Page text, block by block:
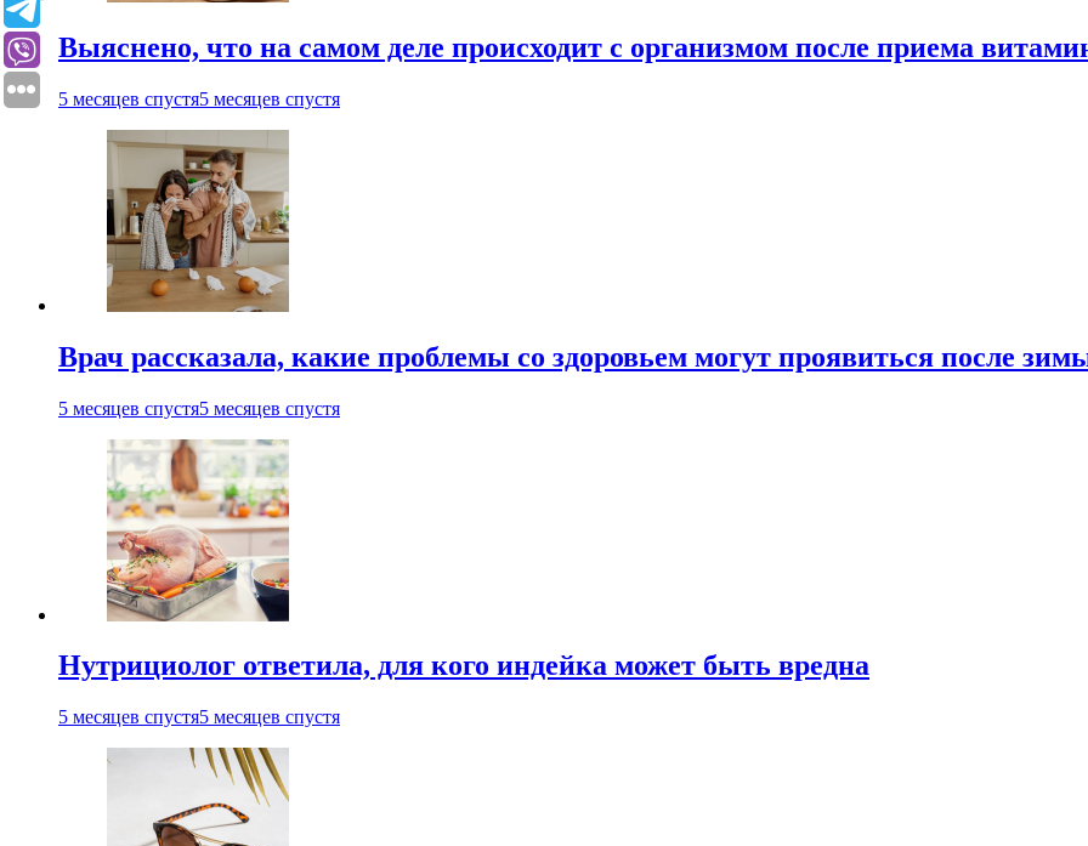
Выяснено, что на самом деле происходит с организмом после приема
5 месяцев спустя5 месяцев спустя
Врач рассказала, какие проблемы со здоровьем могут проявиться после
5 месяцев спустя5 месяцев спустя
Нутрициолог ответила, для кого индейка может быть вредна
5 месяцев спустя5 месяцев спустя